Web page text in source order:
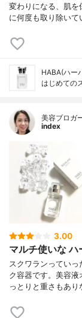
変わりになる、肌を
に何度も取り除い
HABA(ハー
はじめての
美容ブロガ
index
3.00
マルチ使いな
スクワランっていっ
ク容器です。美容
っとりと重さもあ